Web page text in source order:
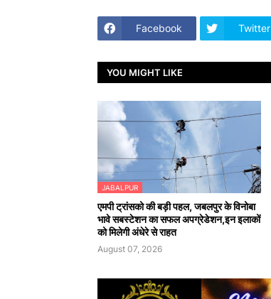
Facebook Twitter
YOU MIGHT LIKE
JABALPUR
एमपी ट्रांसको की बड़ी पहल, जबलपुर के विनोबा
भावे सबस्टेशन का सफल अपग्रेडेशन,इन इलाकों
को मिलेगी अंधेरे से राहत
August 07, 2026